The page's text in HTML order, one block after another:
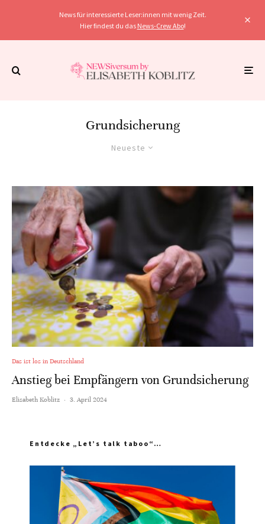
News für interessierte Leser:innen mit wenig Zeit.
Hier findest du das News-Crew Abo!
Grundsicherung
Neueste
Das ist los in Deutschland
Anstieg bei Empfängern von Grundsicherung
Elisabeth Koblitz · 3. April 2024
Entdecke „Let’s talk taboo“…